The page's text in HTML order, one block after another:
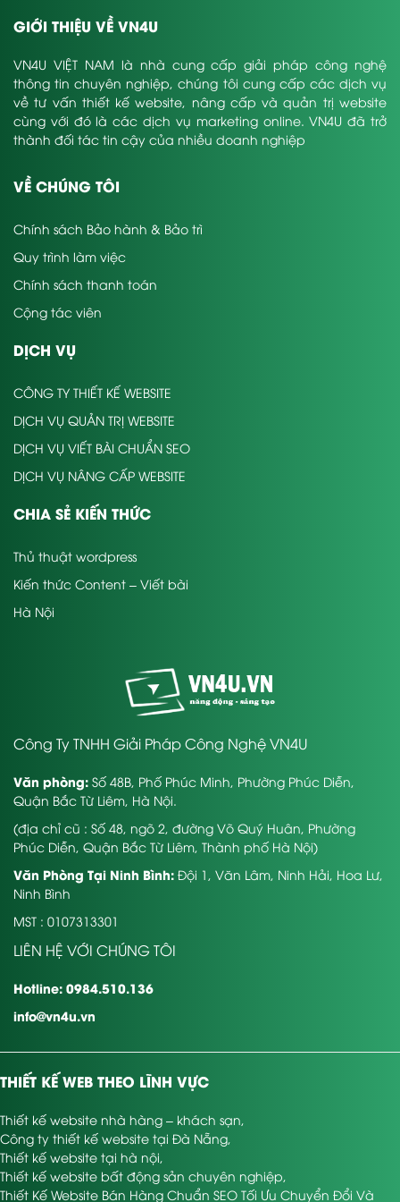
GIỚI THIỆU VỀ VN4U
VN4U VIỆT NAM là nhà cung cấp giải pháp công nghệ
thông tin chuyên nghiệp, chúng tôi cung cấp các dịch vụ
về tư vấn thiết kế website, nâng cấp và quản trị website
cùng với đó là các dịch vụ marketing online. VN4U đã trở
thành đối tác tin cậy của nhiều doanh nghiệp
VỀ CHÚNG TÔI
Chính sách Bảo hành & Bảo trì
Quy trình làm việc
Chính sách thanh toán
Cộng tác viên
DỊCH VỤ
CÔNG TY THIẾT KẾ WEBSITE
DỊCH VỤ QUẢN TRỊ WEBSITE
DỊCH VỤ VIẾT BÀI CHUẨN SEO
DỊCH VỤ NÂNG CẤP WEBSITE
CHIA SẺ KIẾN THỨC
Thủ thuật wordpress
Kiến thức Content – Viết bài
Hà Nội
Công Ty TNHH Giải Pháp Công Nghệ VN4U
Văn phòng: Số 48B, Phố Phúc Minh, Phường Phúc Diễn,
Quận Bắc Từ Liêm, Hà Nội.
(địa chỉ cũ : Số 48, ngõ 2, đường Võ Quý Huân, Phường
Phúc Diễn, Quận Bắc Từ Liêm, Thành phố Hà Nội)
Văn Phòng Tại Ninh Bình: Đội 1, Văn Lâm, Ninh Hải, Hoa Lư,
Ninh Bình
MST : 0107313301
LIÊN HỆ VỚI CHÚNG TÔI
Hotline: 0984.510.136
info@vn4u.vn
THIẾT KẾ WEB THEO LĨNH VỰC
Thiết kế website nhà hàng – khách sạn,
Công ty thiết kế website tại Đà Nẵng,
Thiết kế website tại hà nội,
Thiết kế website bất động sản chuyên nghiệp,
Thiết Kế Website Bán Hàng Chuẩn SEO Tối Ưu Chuyển Đổi Và